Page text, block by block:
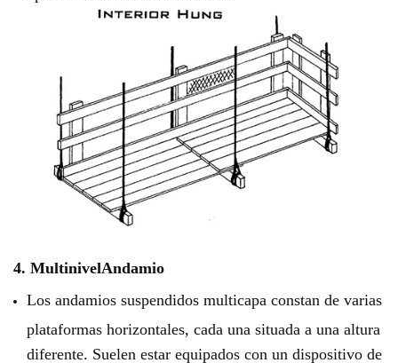
4. MultinivelAndamio
Los andamios suspendidos multicapa constan de varias
plataformas horizontales, cada una situada a una altura
diferente. Suelen estar equipados con un dispositivo de